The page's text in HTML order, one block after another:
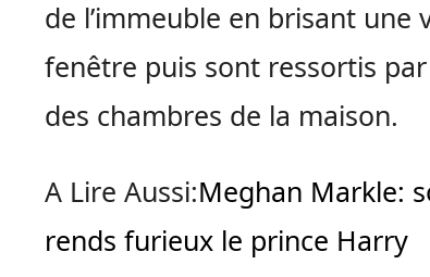
de l’immeuble en brisant une
fenêtre puis sont ressortis par
des chambres de la maison.
A Lire Aussi:Meghan Markle:
rends furieux le prince Harry